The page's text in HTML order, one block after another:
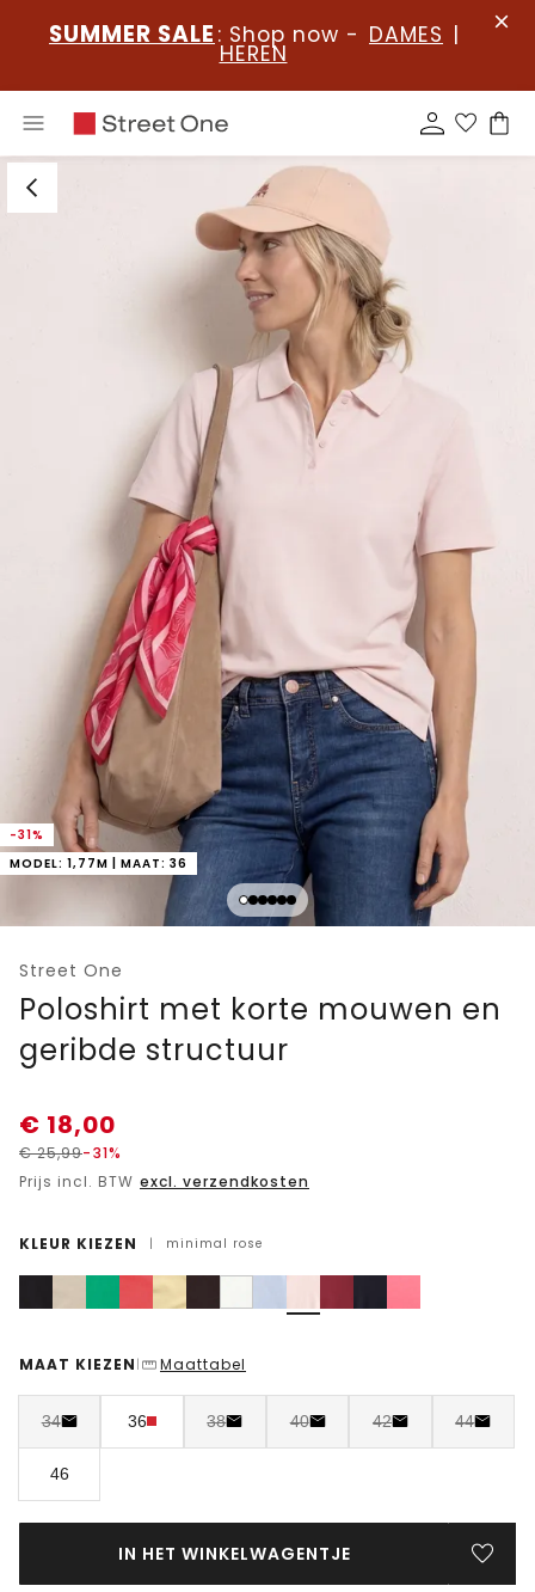
SUMMER SALE : Shop now - DAMES |
HEREN
-31%
MODEL: 1,77M | MAAT: 36
Street One
Poloshirt met korte mouwen en
geribde structuur
€ 18,00
€25,99-31%
Prijs incl. BTW excl. verzendkosten
KLEUR KIEZEN | minimal rose
MAAT KIEZEN | Maattabel
34 36 38 40 42 44
46
IN HET WINKELWAGENTJE